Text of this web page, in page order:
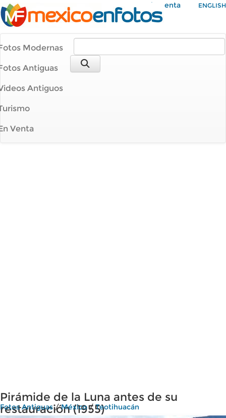
Mi Cuenta ENGLISH
Modernas
Antiguas
Antiguos
Venta
Pirámide de la Luna antes de su
restauración (1955)
Fotos Antiguas/México/Teotihuacán